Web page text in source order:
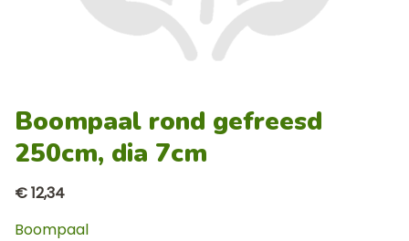
Boompaal rond gefreesd
250cm, dia 7cm
€ 12,34
Boompaal